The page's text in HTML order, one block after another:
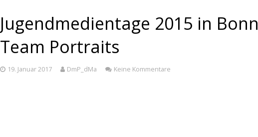
Jugendmedientage 2015 in Bonn
Team Portraits
19. Januar 2017 DmP_dMa Keine Kommentare